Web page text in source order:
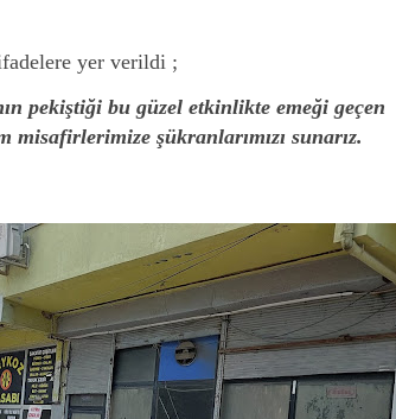
yer verildi ;
pekiştiği bu güzel etkinlikte emeği geçen
misafirlerimize şükranlarımızı sunarız.